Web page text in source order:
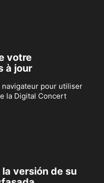
votre
à jour
pour utiliser
la Digital Concert
versión de su